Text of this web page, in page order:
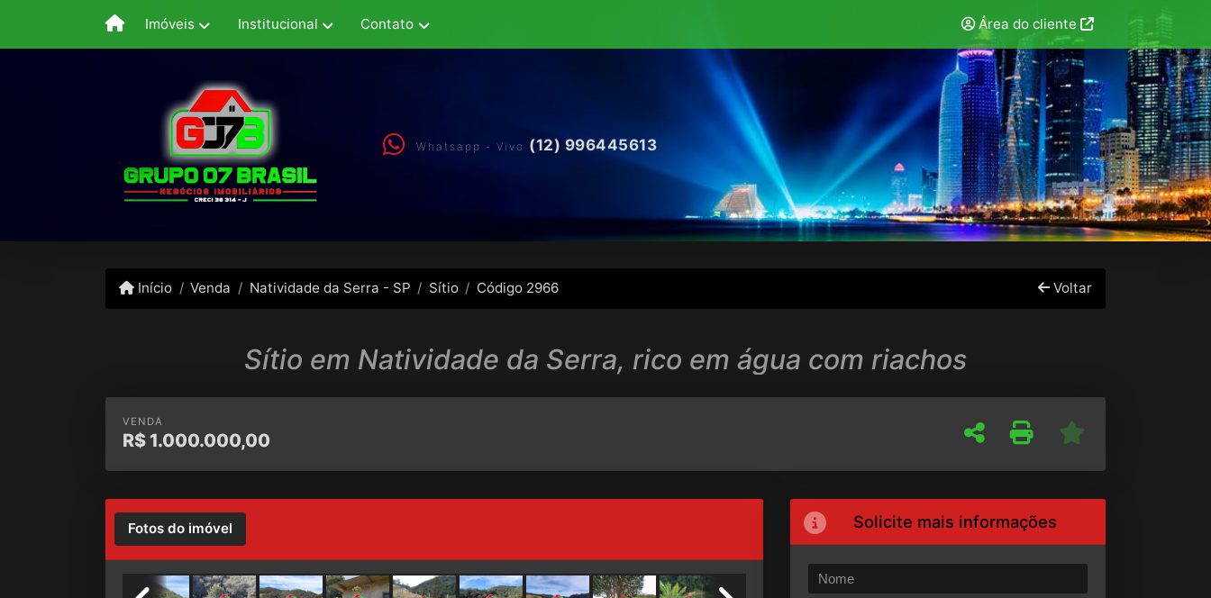
Imóveis Institucional Contato Área do cliente
Whatsapp - Vivo (12) 996445613
Início Venda Natividade da Serra - SP Sítio Código 2966 Voltar
Sítio em Natividade da Serra, rico em água com riachos
VENDA
R$ 1.000.000,00
Fotos do imóvel Solicite mais informações